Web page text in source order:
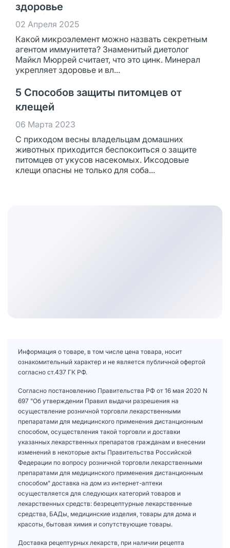
здоровье
02 Апреля 2025
Какой микроэлемент можно назвать секретным
агентом иммунитета? Знаменитый диетолог
Майкл Мюррей считает, что это цинк. Минерал
укрепляет здоровье и вл...
5 Способов защиты питомцев от
клещей
06 Марта 2023
С приходом весны владельцам домашних
животных приходится беспокоиться о защите
питомцев от укусов насекомых. Иксодовые
клещи опасны не только для соба...
Информация о товаре, в том числе цена товара, носит
ознакомительный характер и не является публичной офертой
согласно ст.437 ГК РФ.
Согласно постановлению Правительства РФ от 16 мая 2020 N
697 "Об утверждении Правил выдачи разрешения на
осуществление розничной торговли лекарственными
препаратами для медицинского применения дистанционным
способом, осуществления такой торговли и доставки
указанных лекарственных препаратов гражданам и внесении
изменений в некоторые акты Правительства Российской
Федерации по вопросу розничной торговли лекарственными
препаратами для медицинского применения дистанционным
способом" доставка на дом из интернет-аптеки
осуществляется для следующих категорий товаров и
лекарственных средств: безрецептурные лекарственные
средства, БАДы, медицинские изделия, товары для дома и
красоты, бытовая химия и сопутствующие товары.
Доставка рецептурных лекарств, при наличии рецепта